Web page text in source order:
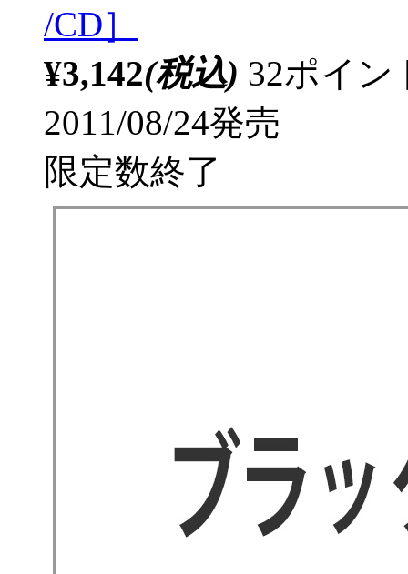
/CD］
¥3,142(税込) 32ポイ
2011/08/24発売
限定数終了